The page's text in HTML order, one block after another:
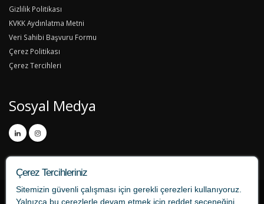
Gizlilik Politikası
KVKK Aydınlatma Metni
Veri Sahibi Başvuru Formu
Çerez Politikası
Çerez Tercihleri
Sosyal Medya
Çerez Tercihleriniz
Sitemizin güvenli çalışması için gerekli çerezleri kullanıyoruz.
Yalnızca bu çerezlerle devam etmek için reddet seçeneğini